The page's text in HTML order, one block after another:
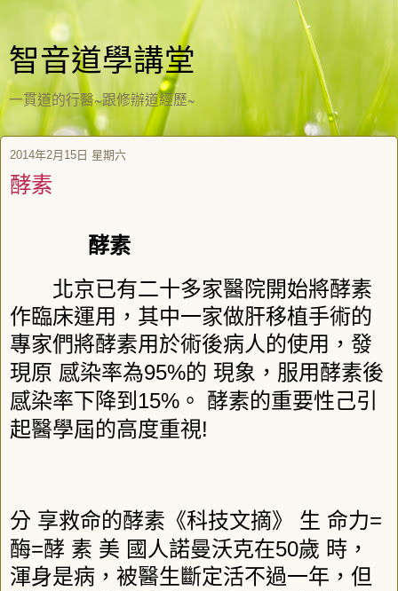
智音道學講堂
一貫道的行醫~跟修辦道經歷~
2014年2月15日 星期六
酵素
酵素
北京已有二十多家醫院開始將酵素
作臨床運用，其中一家做肝移植手術的
專家們將酵素用於術後病人的使用，發
現原 感染率為95%的 現象，服用酵素後
感染率下降到 15% 。
酵素的重要性己引
起醫學屆的高度重視!
分 享救命的酵素《科技文摘》 生 命力=
酶=酵 素 美 國人諾曼沃克在50歲 時，
渾身是病，被醫生斷定活不過一年，但